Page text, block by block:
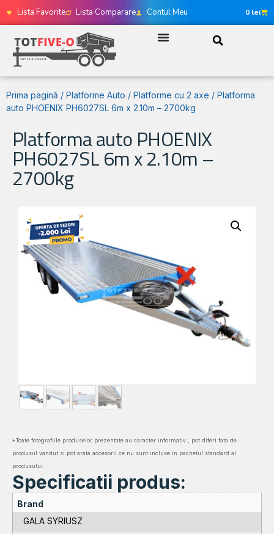
Lista Favorite Lista Comparare Contul Meu 0 lei
Prima pagină / Platforme Auto / Platforme cu 2 axe / Platforma
auto PHOENIX PH6027SL 6m x 2.10m – 2700kg
Platforma auto PHOENIX
PH6027SL 6m x 2.10m –
2700kg
*Toate fotografiile produselor prezentate au caracter informativ , pot diferi fata de
produsul vandut si pot arata accesorii ce nu sunt incluse in pachetul standard al
produsului.
Specificatii produs:
Brand
GALA SYRIUSZ